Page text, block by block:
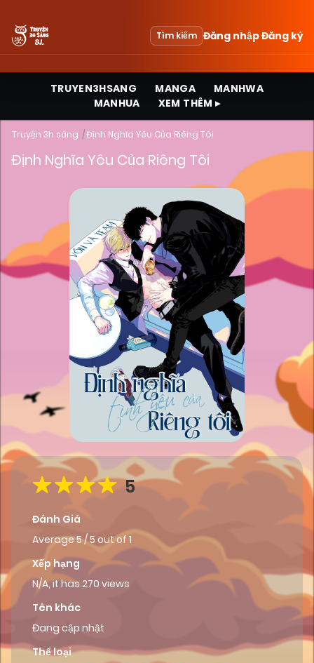
Tìm kiếm Đăng nhậpĐăng ký
TRUYEN3HSANG MANGA
MANHWA
MANHUA
XEM THÊM ▸
Truyện 3h sáng Định Nghĩa Yêu Của Riêng Tôi
Định Nghĩa Yêu Của Riêng Tôi
5
Đánh Giá
Average5/5 out of 1
Xếp hạng
N/A, it has 270 views
Tên khác
Đang cập nhật
Thể loại